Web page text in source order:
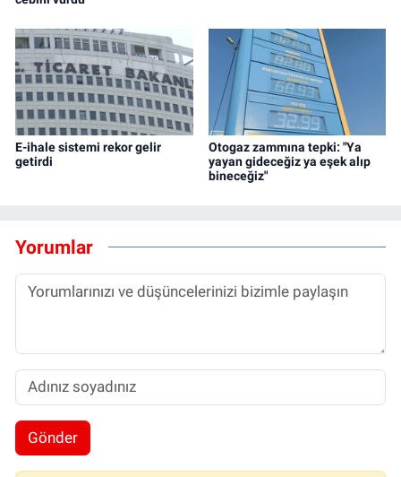
E-ihale sistemi rekor gelir
getirdi
Otogaz zammına tepki: "Ya
yayan gideceğiz ya eşek alıp
bineceğiz"
Yorumlar
Gönder